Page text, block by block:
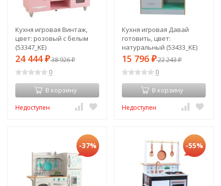
Кухня игровая Винтаж,
цвет: розовый с белым
(53347_KE)
24 444 ₽38 926₽
0
В корзину
Недоступен
Кухня игровая Давай
готовить, цвет:
натуральный (53433_KE)
15 796 ₽22 243₽
0
В корзину
Недоступен
-37% -55%